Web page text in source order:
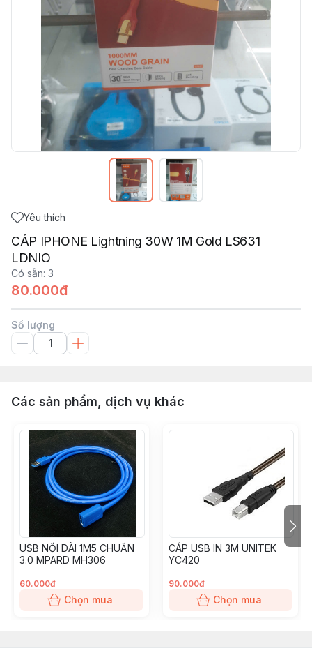
Yêu thích
CÁP IPHONE Lightning 30W 1M Gold LS631
LDNIO
Có sẵn: 3
80.000đ
Số lượng
Các sản phẩm, dịch vụ khác
USB NỐI DÀI 1M5 CHUẨN
3.0 MPARD MH306
60.000đ
Chọn mua
CÁP USB IN 3M UNITEK
YC420
90.000đ
Chọn mua